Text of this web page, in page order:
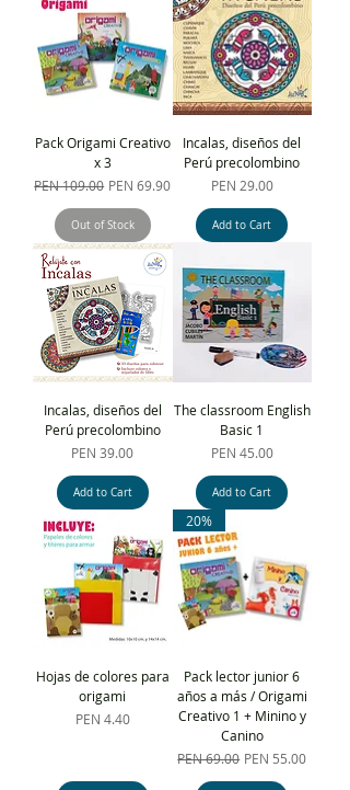
Pack Origami Creativo
x 3
Regular Price
PEN 109.00 Sale Price
PEN 69.90
Out of Stock
Incalas, diseños del
Perú precolombino
Price
PEN 29.00
Add to Cart
Incalas, diseños del
Perú precolombino
Price
PEN 39.00
Add to Cart
The classroom English
Basic 1
Price
PEN 45.00
Add to Cart
Hojas de colores para
origami
Price
PEN 4.40
20%
Pack lector junior 6
años a más / Origami
Creativo 1 + Minino y
Canino
Regular Price
PEN 69.00 Sale Price
PEN 55.00